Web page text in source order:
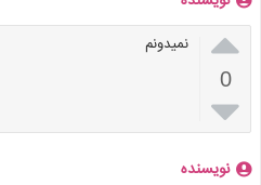

0

نمیدونم
نویسنده